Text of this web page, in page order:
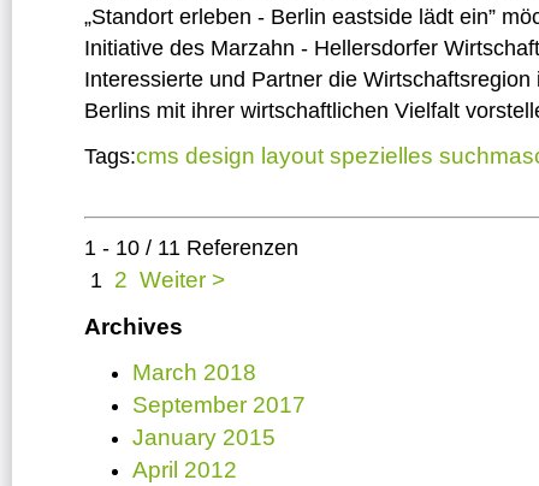
„Standort erleben - Berlin eastside lädt ein”
Initiative des Marzahn - Hellersdorfer
Interessierte und Partner die Wirtschaftsregion
Berlins mit ihrer wirtschaftlichen Vielfalt
Tags:cms design layout spezielles
1 - 10 / 11 Referenzen
1 2 Weiter >
Archives
March 2018
September 2017
January 2015
April 2012